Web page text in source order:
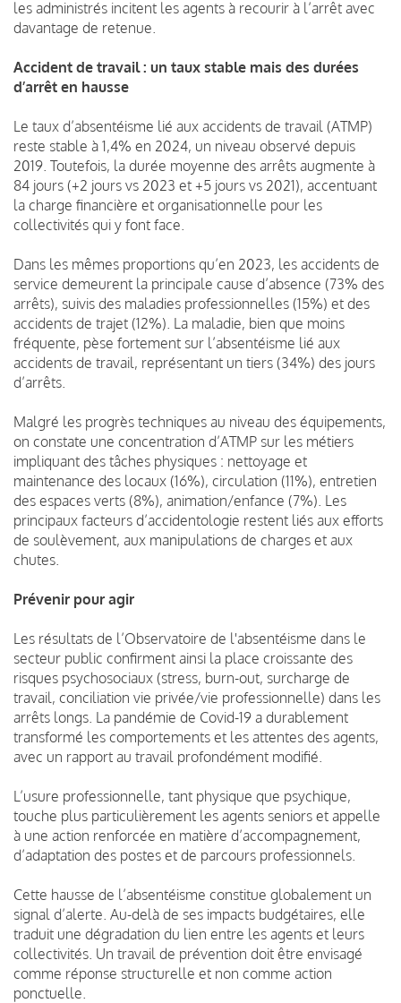
les administrés incitent les agents à recourir à l’arrêt avec
davantage de retenue.
Accident de travail : un taux stable mais des durées
d’arrêt en hausse
Le taux d’absentéisme lié aux accidents de travail (ATMP)
reste stable à 1,4% en 2024, un niveau observé depuis
2019. Toutefois, la durée moyenne des arrêts augmente à
84 jours (+2 jours vs 2023 et +5 jours vs 2021), accentuant
la charge financière et organisationnelle pour les
collectivités qui y font face.
Dans les mêmes proportions qu’en 2023, les accidents de
service demeurent la principale cause d’absence (73% des
arrêts), suivis des maladies professionnelles (15%) et des
accidents de trajet (12%). La maladie, bien que moins
fréquente, pèse fortement sur l’absentéisme lié aux
accidents de travail, représentant un tiers (34%) des jours
d’arrêts.
Malgré les progrès techniques au niveau des équipements,
on constate une concentration d’ATMP sur les métiers
impliquant des tâches physiques : nettoyage et
maintenance des locaux (16%), circulation (11%), entretien
des espaces verts (8%), animation/enfance (7%). Les
principaux facteurs d’accidentologie restent liés aux efforts
de soulèvement, aux manipulations de charges et aux
chutes.
Prévenir pour agir
Les résultats de l’Observatoire de l'absentéisme dans le
secteur public confirment ainsi la place croissante des
risques psychosociaux (stress, burn-out, surcharge de
travail, conciliation vie privée/vie professionnelle) dans les
arrêts longs. La pandémie de Covid-19 a durablement
transformé les comportements et les attentes des agents,
avec un rapport au travail profondément modifié.
L’usure professionnelle, tant physique que psychique,
touche plus particulièrement les agents seniors et appelle
à une action renforcée en matière d’accompagnement,
d’adaptation des postes et de parcours professionnels.
Cette hausse de l’absentéisme constitue globalement un
signal d’alerte. Au-delà de ses impacts budgétaires, elle
traduit une dégradation du lien entre les agents et leurs
collectivités. Un travail de prévention doit être envisagé
comme réponse structurelle et non comme action
ponctuelle.